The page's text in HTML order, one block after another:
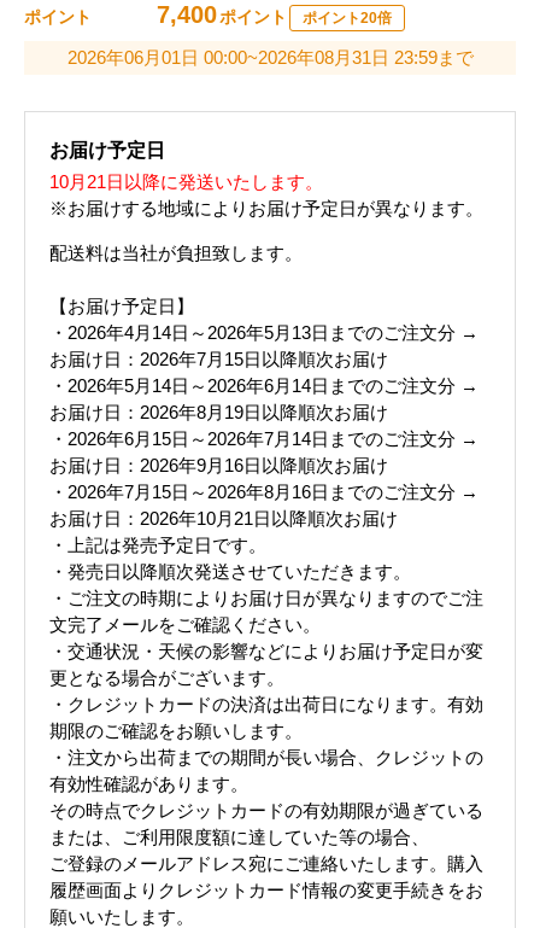
ポイント 7,400ポイント ポイント20倍
2026年06月01日 00:00~2026年08月31日 23:59まで
お届け予定日
10月21日以降に発送いたします。
※お届けする地域によりお届け予定日が異なります。
配送料は当社が負担致します。
【お届け予定日】
・2026年4月14日～2026年5月13日までのご注文分 →
お届け日：2026年7月15日以降順次お届け
・2026年5月14日～2026年6月14日までのご注文分 →
お届け日：2026年8月19日以降順次お届け
・2026年6月15日～2026年7月14日までのご注文分 →
お届け日：2026年9月16日以降順次お届け
・2026年7月15日～2026年8月16日までのご注文分 →
お届け日：2026年10月21日以降順次お届け
・上記は発売予定日です。
・発売日以降順次発送させていただきます。
・ご注文の時期によりお届け日が異なりますのでご注
文完了メールをご確認ください。
・交通状況・天候の影響などによりお届け予定日が変
更となる場合がございます。
・クレジットカードの決済は出荷日になります。有効
期限のご確認をお願いします。
・注文から出荷までの期間が長い場合、クレジットの
有効性確認があります。
その時点でクレジットカードの有効期限が過ぎている
または、ご利用限度額に達していた等の場合、
ご登録のメールアドレス宛にご連絡いたします。購入
履歴画面よりクレジットカード情報の変更手続きをお
願いいたします。